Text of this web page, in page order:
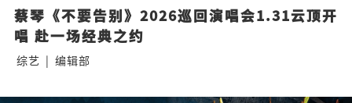
蔡琴《不要告别》2026巡回演唱会1.31云顶开
唱 赴一场经典之约
综艺 | 编辑部